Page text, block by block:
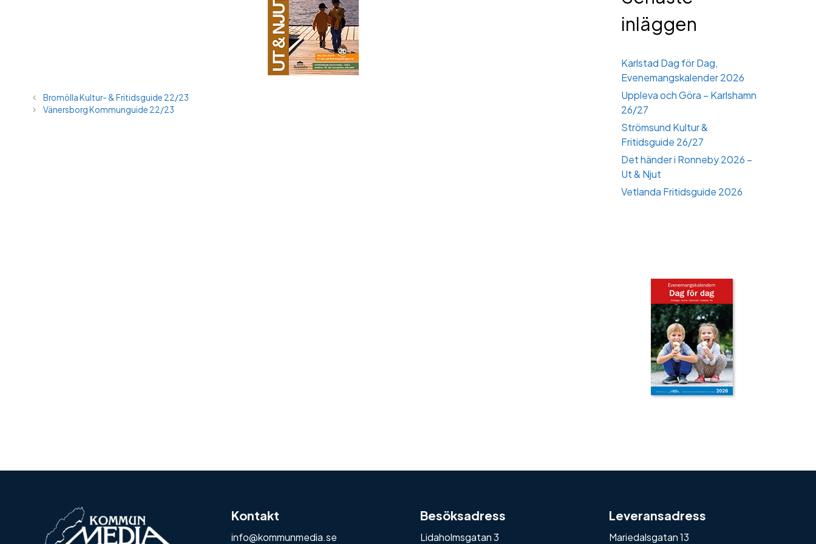
Bromölla Kultur- & Fritidsguide 22/23
Vänersborg Kommunguide 22/23
inläggen
Karlstad Dag för Dag,
Evenemangskalender 2026
Uppleva och Göra – Karlshamn
26/27
Strömsund Kultur &
Fritidsguide 26/27
Det händer i Ronneby 2026 –
Ut & Njut
Vetlanda Fritidsguide 2026
Kontakt
info@kommunmedia.se
Besöksadress
Lidaholmsgatan 3
Leveransadress
Mariedalsgatan 13